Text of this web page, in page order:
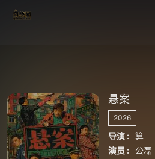
悬案
2026
导演 :
算
演员 :
公磊